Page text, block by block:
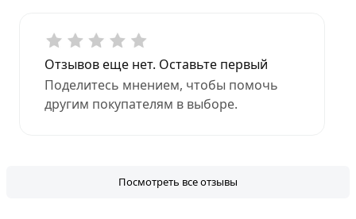
Отзывов еще нет. Оставьте первый
Поделитесь мнением, чтобы помочь
другим покупателям в выборе.
Посмотреть все отзывы